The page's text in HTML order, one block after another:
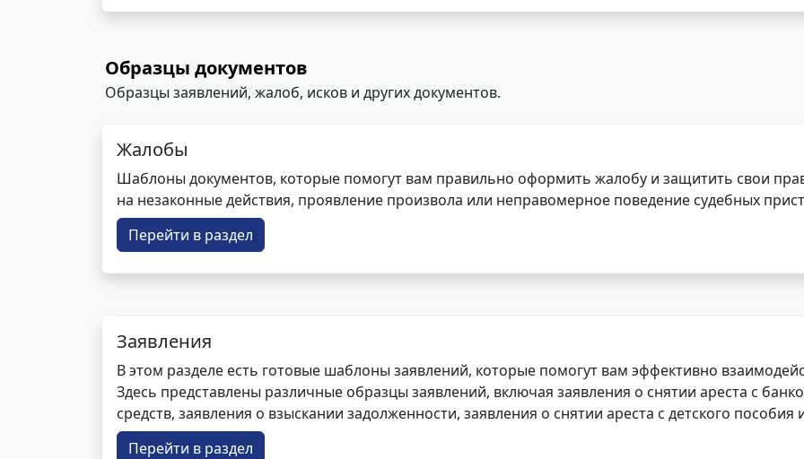
Образцы документов
Образцы заявлений, жалоб, исков и других документов.
Жалобы
Шаблоны документов, которые помогут вам правильно оформить жалобу и защитить свои
на незаконные действия, проявление произвола или неправомерное поведение судебных
Перейти в раздел
Заявления
В этом разделе есть готовые шаблоны заявлений, которые помогут вам эффективно
Здесь представлены различные образцы заявлений, включая заявления о снятии ареста с
средств, заявления о взыскании задолженности, заявления о снятии ареста с детского пособия
Перейти в раздел